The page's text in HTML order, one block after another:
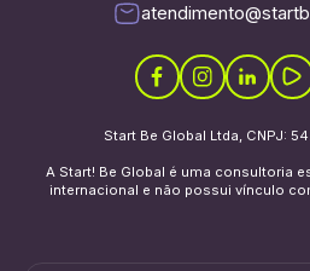
Start Be Global Ltda, CNPJ:
A Start! Be Global é uma consultoria
internacional e não possui vínculo